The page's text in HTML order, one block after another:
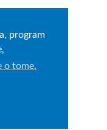
program
o tome.